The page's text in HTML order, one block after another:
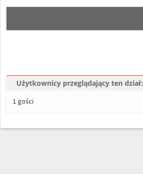
Użytkownicy przeglądający ten dział:
1 gości